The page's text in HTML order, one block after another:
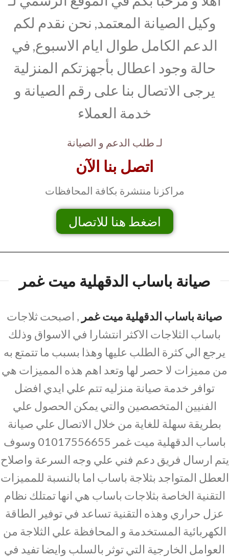
وكيل الصيانة المعتمد, نحن نقدم لكم
الدعم الكامل طوال ايام الاسبوع, في
حالة وجود اعطال بأجهزتكم المنزلية
يرجى الاتصال بنا على رقم الصيانة و
خدمة العملاء
لـ طلب الدعم و الصيانة
اتصل بنا الآن
مراكزنا منتشرة بكافة المحافظات
اضغط هنا للاتصال
صيانة باساب الدقهلية ميت غمر
صيانة باساب الدقهلية ميت غمر , اصبحت ثلاجات
باساب الثلاجات الاكثر انتشارا في الاسواق وذلك
يرجع الي كثرة الطلب عليها وهذا بسبب ما تتمتع به
من مميزات لا حصر لها وتعد اهم هذه المميزات هي
توافر خدمة صيانة منزليه تتم علي ايدي افضل
الفنيين المتخصصين والتي يمكن الحصول علي
بطريقة سهلة للغاية من خلال الاتصال علي صيانة
باساب الدقهلية ميت غمر 01017556655 وسوف
يتم ارسال فريق دعم فني علي وجه السرعة واصلاح
العطل المتواجد بثلاجة باساب اما بالنسبة للمميزات
التقنية الخاصة بثلاجات باساب هي انها تمتلك نظام
عزل حراري وهذه التقنية تساعد في توفير الطاقة
الكهربائية المستخدمة و المحافظة علي الثلاجة من
العوامل الخارجية التي توثر بالسلب وايضا تفيد في